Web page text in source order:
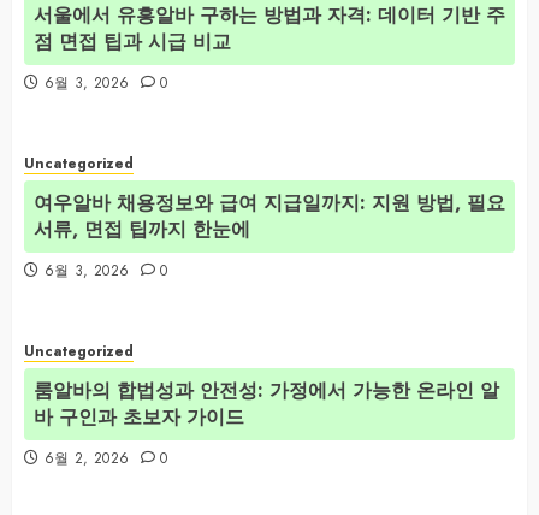
서울에서 유흥알바 구하는 방법과 자격: 데이터 기반 주
점 면접 팁과 시급 비교
6월 3, 2026 0
Uncategorized
여우알바 채용정보와 급여 지급일까지: 지원 방법, 필요
서류, 면접 팁까지 한눈에
6월 3, 2026 0
Uncategorized
룸알바의 합법성과 안전성: 가정에서 가능한 온라인 알
바 구인과 초보자 가이드
6월 2, 2026 0